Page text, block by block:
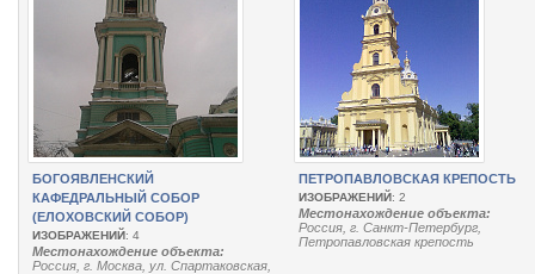
БОГОЯВЛЕНСКИЙ
КАФЕДРАЛЬНЫЙ СОБОР
(ЕЛОХОВСКИЙ СОБОР)
ИЗОБРАЖЕНИЙ: 4
Местонахождение объекта:
Россия, г. Москва, ул. Спартаковская,
ПЕТРОПАВЛОВСКАЯ КРЕПОСТЬ
ИЗОБРАЖЕНИЙ: 2
Местонахождение объекта:
Россия, г. Санкт-Петербург,
Петропавловская крепость